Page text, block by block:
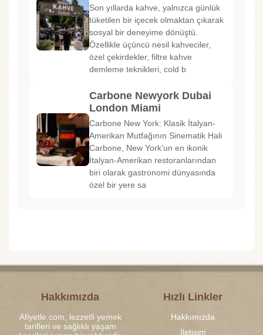
Son yıllarda kahve, yalnızca günlük
tüketilen bir içecek olmaktan çıkarak
sosyal bir deneyime dönüştü.
Özellikle üçüncü nesil kahveciler,
özel çekirdekler, filtre kahve
demleme teknikleri, cold b
Carbone Newyork Dubai
London Miami
Carbone New York: Klasik İtalyan-
Amerikan Mutfağının Sinematik Hali
Carbone, New York’un en ikonik
İtalyan-Amerikan restoranlarından
biri olarak gastronomi dünyasında
özel bir yere sa
Hakkımızda
Afiyetle.com, lezzetli yemek
tarifleri ve sağlıklı yaşam
Hızlı Linkler
Hakkımızda
İletişim